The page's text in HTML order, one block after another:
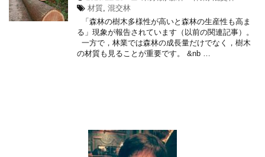
材質 混交林
「森林の樹木多様性が高いと森林の生産性も高ま
る」現象が報告されています（以前の関連記事）。
一方で，林業では森林の成長量だけでなく，樹木
の材質も見ることが重要です。 &nb …